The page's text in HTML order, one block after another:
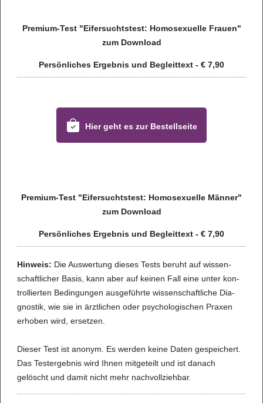
Pre­mium-Test "Eifer­suchts­test: Homo­se­xu­elle Frauen"
zum Dow­n­load
Per­sön­li­ches Ergeb­nis und Begleit­text - € 7,90
Hier geht es zur Bestell­seite
Pre­mium-Test "Eifer­suchts­test: Homo­se­xu­elle Män­ner"
zum Dow­n­load
Per­sön­li­ches Ergeb­nis und Begleit­text - € 7,90
Hin­weis: Die Aus­wer­tung die­ses Tests beruht auf wis­sen­
schaft­li­cher Basis, kann aber auf kei­nen Fall eine unter kon­
trol­lier­ten Bedin­gun­gen aus­ge­führte wis­sen­schaft­li­che Dia­
gno­s­tik, wie sie in ärzt­li­chen oder psy­cho­lo­gi­schen Pra­xen
erho­ben wird, erset­zen.
Die­ser Test ist anonym. Es wer­den keine Daten gespei­chert.
Das Tes­t­er­geb­nis wird Ihnen mit­ge­teilt und ist danach
gelöscht und damit nicht mehr nach­voll­zieh­bar.